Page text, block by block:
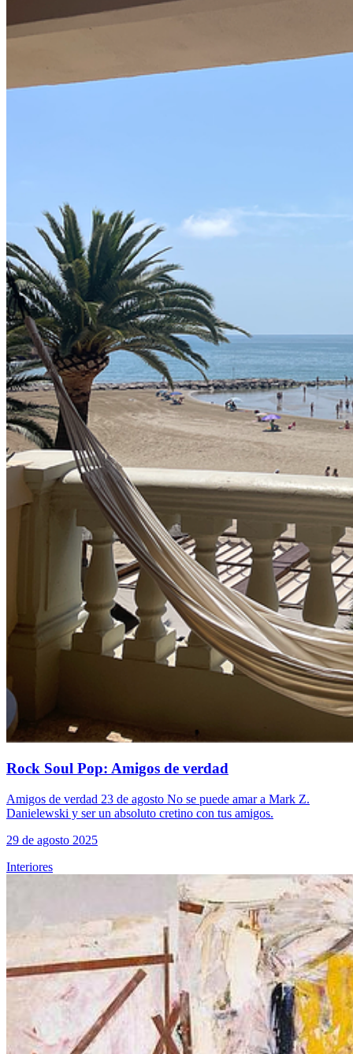
Rock Soul Pop: Amigos de verdad
Amigos de verdad 23 de agosto ‍No se puede amar a Mark Z.
Danielewski y ser un absoluto cretino con tus amigos.
29 de agosto 2025
Interiores